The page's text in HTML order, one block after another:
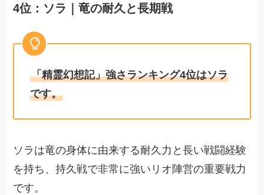
4位：ソラ｜竜の耐久と長期戦
「精霊幻想記」強さランキング4位はソラ
です。
ソラは竜の身体に由来する耐久力と長い戦闘経験
を持ち、持久戦で非常に強いリオ陣営の重要戦力
です。